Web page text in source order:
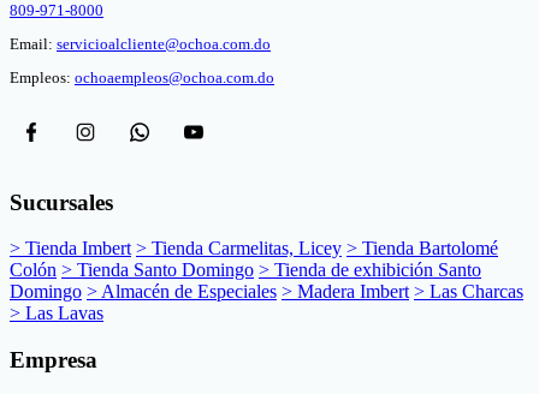
809-971-8000
Email: servicioalcliente@ochoa.com.do
Empleos: ochoaempleos@ochoa.com.do
Sucursales
> Tienda Imbert > Tienda Carmelitas, Licey > Tienda Bartolomé
Colón > Tienda Santo Domingo > Tienda de exhibición Santo
Domingo > Almacén de Especiales > Madera Imbert > Las Charcas
> Las Lavas
Empresa